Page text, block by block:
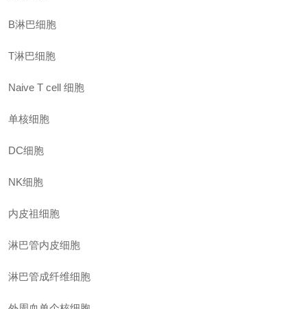
B淋巴细胞
T淋巴细胞
Naive T cell 细胞
单核细胞
DC细胞
NK细胞
内皮祖细胞
淋巴管内皮细胞
淋巴管成纤维细胞